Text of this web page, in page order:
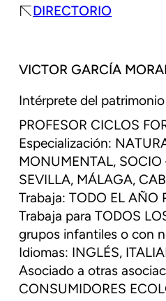
DIRECTORIO
VICTOR GARCÍA
Intérprete del
PROFESOR CICLOS
Especialización:
MONUMENTAL, SOCIO
SEVILLA, MÁLAGA,
Trabaja: TODO EL AÑO
Trabaja para TODOS
grupos infantiles o con
Idiomas: INGLÉS,
Asociado a otras
CONSUMIDORES